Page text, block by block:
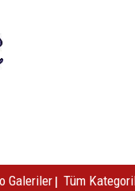
Galeriler | Tüm